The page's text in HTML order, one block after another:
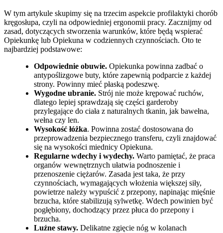
W tym artykule skupimy się na trzecim aspekcie profilaktyki chorób
kręgosłupa, czyli na odpowiedniej ergonomii pracy. Zacznijmy od
zasad, dotyczących stworzenia warunków, które będą wspierać
Opiekunkę lub Opiekuna w codziennych czynnościach. Oto te
najbardziej podstawowe:
Odpowiednie obuwie. Opiekunka powinna zadbać o
antypoślizgowe buty, które zapewnią podparcie z każdej
strony. Powinny mieć płaską podeszwę.
Wygodne ubranie. Strój nie może krępować ruchów,
dlatego lepiej sprawdzają się części garderoby
przylegające do ciała z naturalnych tkanin, jak bawełna,
wełna czy len.
Wysokość łóżka. Powinna zostać dostosowana do
przeprowadzenia bezpiecznego transferu, czyli znajdować
się na wysokości miednicy Opiekuna.
Regularne wdechy i wydechy. Warto pamiętać, że praca
organów wewnętrznych ułatwia podnoszenie i
przenoszenie ciężarów. Zasada jest taka, że przy
czynnościach, wymagających włożenia większej siły,
powietrze należy wypuścić z przepony, napinając mięśnie
brzucha, które stabilizują sylwetkę. Wdech powinien być
pogłębiony, dochodzący przez płuca do przepony i
brzucha.
Luźne stawy. Delikatne zgięcie nóg w kolanach